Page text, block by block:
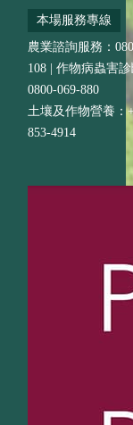
本場服務專線
農業諮詢服務：
108 | 作物病蟲害
0800-069-880
土壤及作物營養：
853-4914